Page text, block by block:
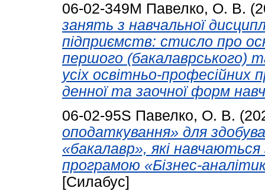
06-02-349М Павелко, О. В.
занять з навчальної
підприємств: стисло про
першого (бакалаврського)
усіх освітньо-
денної та заочної форм
06-02-95S Павелко, О. В.
оподаткування» для
«бакалавр», які
програмою «Бізнес-
[Силабус]